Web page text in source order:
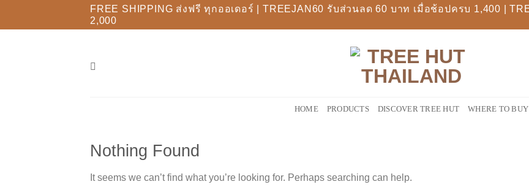
FREE SHIPPING ส่งฟรี ทุกออเดอร์ | TREEJAN60 รับส่วนลด 60 บาท เมื่อช้อปครบ 1,400 |
2,000
HOME PRODUCTS DISCOVER TREE HUT WHERE TO BUY
Nothing Found
It seems we can’t find what you’re looking for. Perhaps searching can help.